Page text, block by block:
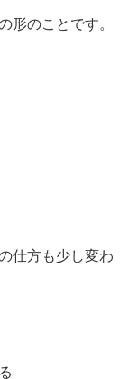
形のことです。
仕方も少し変わ